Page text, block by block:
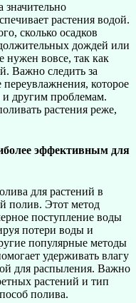
растения водой.
сколько осадков
дождей или
нужен вовсе, так как
Важно следить за
которое
другим проблемам.
растения реже,
эффективным для
для растений в
полив. Этот метод
поступление воды
потери воды и
популярные методы
удерживать влагу
для распыления. Важно
растений и тип
полива.